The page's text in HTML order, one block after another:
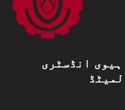
Jiangyin Runye ہیوی انڈسٹری